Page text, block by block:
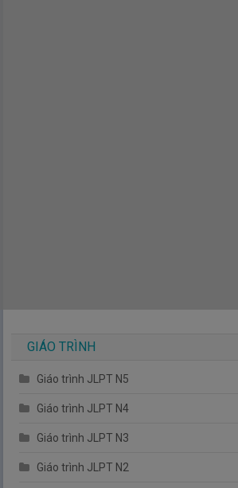
GIÁO TRÌNH
Giáo trình JLPT N5
Giáo trình JLPT N4
Giáo trình JLPT N3
Giáo trình JLPT N2